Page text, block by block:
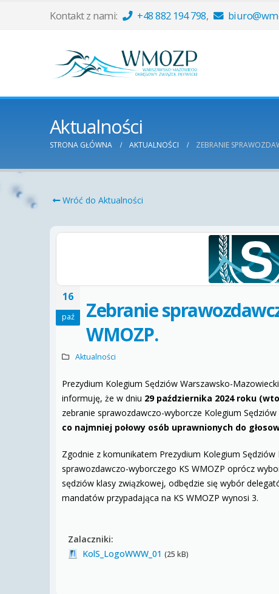
Kontakt z nami: +48 882 194 798,
Aktualności
STRONA GŁÓWNA AKTUALNOŚCI ZEBRANIE
Wróć do Aktualności
16
paź
Zebranie
WMOZP.
Aktualności
Prezydium Kolegium Sędziów Warszawsko-
informuję, że w dniu 29 października 2024 roku
zebranie sprawozdawczo-wyborcze Kolegium
co najmniej połowy osób uprawnionych do
Zgodnie z komunikatem Prezydium Kolegium
sprawozdawczo-wyborczego KS WMOZP oprócz
sędziów klasy związkowej, odbędzie się wybór
mandatów przypadająca na KS WMOZP wynosi 3.
Zalaczniki:
KolS_LogoWWW_01 (25 kB)